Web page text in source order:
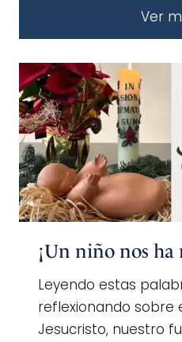
Ver
¡Un niño nos ha
Leyendo estas
reflexionando sobre
Jesucristo, nuestro